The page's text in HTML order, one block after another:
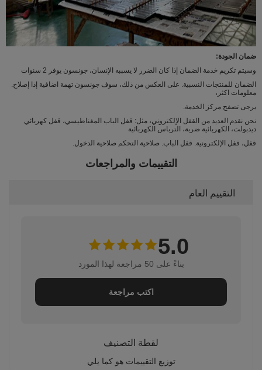
ضمان الجودة:
وسيتم تكريم خدمة الضمان إذا كان الضرر لا يسببه الإنسان، جونسون يوفر 2 سنوات
الضمان للمنتجات النسبية. على العكس من ذلك، سوف جونسون تهمة اضافية إذا إصلاح.
معلومات اكثر،
يرجى تصفح مركز الخدمة.
نحن نقدم العديد من القفل الإلكتروني، مثل: قفل الباب المغناطيسي، قفل كهربائي
ديدبولت، الكهربائية ضربة، الترباس الكهربائية
قفل، قفل الإلكترونية. قفل الباب. صلاحية التحكم صلاحية الدخول.
التقييمات والمراجعات
التقييم العام
5.0
بناءً على 50 مراجعة لهذا المورد
اكتب مراجعة
لقطة التصنيف
توزيع التقييمات هو كما يلي